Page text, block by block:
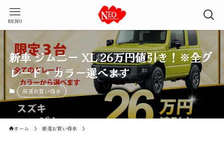
MENU
新車 ジムニー XL 26万円値引き！※全グ
レード・カラー選べます
厳選お買い得車
ホーム 厳選お買い得車